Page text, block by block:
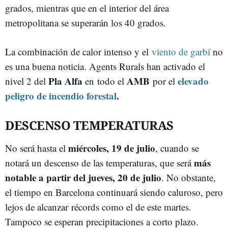
grados, mientras que en el interior del área
metropolitana se superarán los 40 grados.
La combinación de calor intenso y el viento de garbíno
es una buena noticia. Agents Rurals han activado el
nivel 2 del Pla Alfa en todo el AMB por el elevado
peligro de incendio forestal.
DESCENSO TEMPERATURAS
No será hasta el miércoles, 19 de julio, cuando se
notará un descenso de las temperaturas, que serámás
notable a partir del jueves, 20 de julio. No obstante,
el tiempo en Barcelona continuará siendo caluroso, pero
lejos de alcanzar récords como el de este martes.
Tampoco se esperan precipitaciones a corto plazo.